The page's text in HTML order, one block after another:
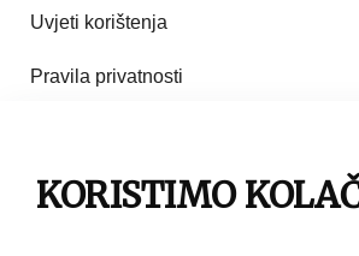
Uvjeti korištenja
Pravila privatnosti
Pravila korištenja
KORISTIMO